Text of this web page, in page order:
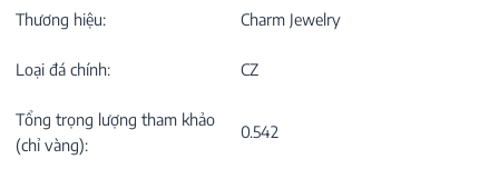
Thương hiệu: Charm Jewelry
Loại đá chính: CZ
Tổng trọng lượng tham khảo
(chỉ vàng):
0.542